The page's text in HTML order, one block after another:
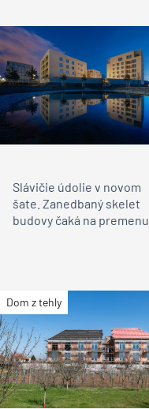
Slávičie údolie v novom
šate. Zanedbaný skelet
budovy čaká na premenu
Dom z tehly